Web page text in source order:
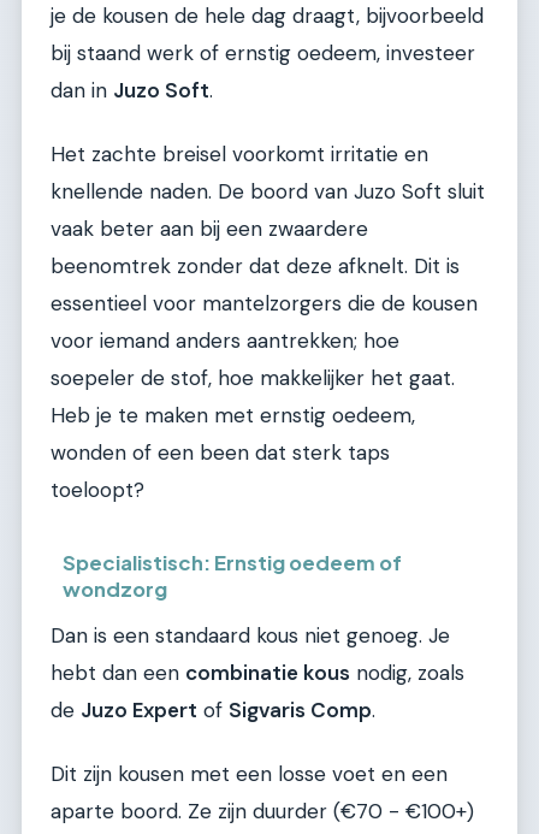
je de kousen de hele dag draagt, bijvoorbeeld
bij staand werk of ernstig oedeem, investeer
dan in Juzo Soft.
Het zachte breisel voorkomt irritatie en
knellende naden. De boord van Juzo Soft sluit
vaak beter aan bij een zwaardere
beenomtrek zonder dat deze afknelt. Dit is
essentieel voor mantelzorgers die de kousen
voor iemand anders aantrekken; hoe
soepeler de stof, hoe makkelijker het gaat.
Heb je te maken met ernstig oedeem,
wonden of een been dat sterk taps
toeloopt?
Specialistisch: Ernstig oedeem of
wondzorg
Dan is een standaard kous niet genoeg. Je
hebt dan een combinatie kous nodig, zoals
de Juzo Expert of Sigvaris Comp.
Dit zijn kousen met een losse voet en een
aparte boord. Ze zijn duurder (€70 - €100+)